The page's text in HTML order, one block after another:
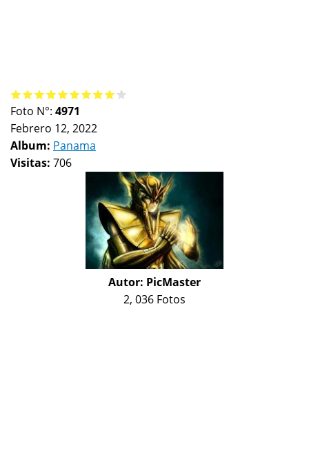
Foto N°: 4971
Febrero 12, 2022
Album: Panama
Visitas: 706
Autor: PicMaster
2, 036 Fotos